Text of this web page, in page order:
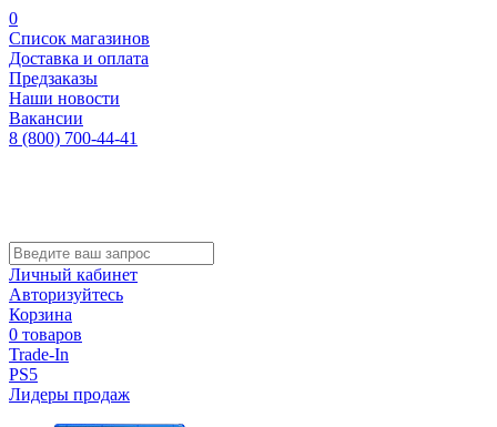
0
Список магазинов
Доставка и оплата
Предзаказы
Наши новости
Вакансии
8 (800) 700-44-41
Личный кабинет
Авторизуйтесь
Корзина
0 товаров
Trade-In
PS5
Лидеры продаж